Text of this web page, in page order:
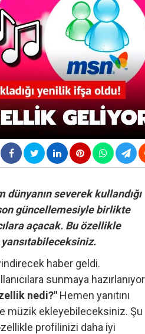
Telefonundan mide
Altın fiyatları gaza
neler yer alacak? Bazı
görüntüleri ortaya
severek kullandığı
güncellemesiyle birlikte
açacak. Bu özellikle
haber geldi.
sunmaya
nedi?" Hemen yanıtını
müzik ekleyebileceksiniz. Şu
profilinizi daha iyi